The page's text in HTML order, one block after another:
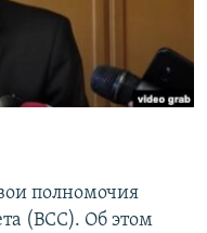
полномочия
(ВСС). Об этом